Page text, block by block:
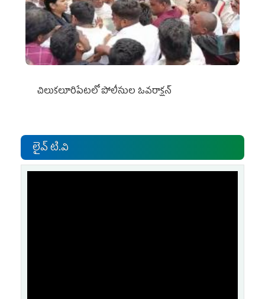
చిలుక‌లూరిపేట‌లో పోలీసుల ఓవ‌రాక్ష‌న్‌
లైవ్ టి.వి